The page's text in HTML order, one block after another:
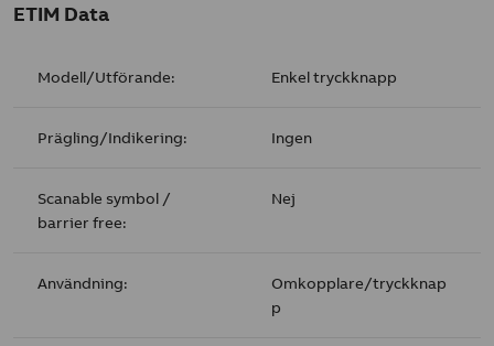
ETIM Data
Modell/Utförande: Enkel tryckknapp
Prägling/Indikering: Ingen
Scanable symbol /
barrier free:
Nej
Användning:
Omkopplare/tryckknap
p